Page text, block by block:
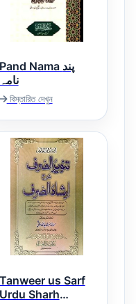
Pand Nama پند
نامہ
বিস্তারিত দেখুন
Tanweer us Sarf
Urdu Sharh